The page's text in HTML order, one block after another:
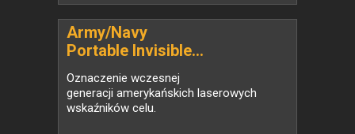
Army/Navy
Portable Invisible...
Oznaczenie wczesnej
generacji amerykańskich laserowych
wskaźników celu.